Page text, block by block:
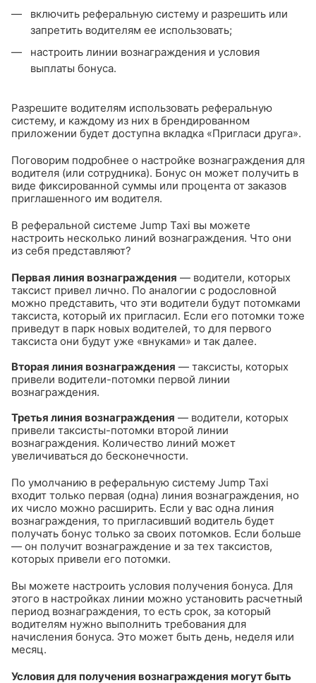
включить реферальную систему и разрешить или
запретить водителям ее использовать;
настроить линии вознаграждения и условия
выплаты бонуса.
Разрешите водителям использовать реферальную
систему, и каждому из них в брендированном
приложении будет доступна вкладка «Пригласи друга».
Поговорим подробнее о настройке вознаграждения для
водителя (или сотрудника). Бонус он может получить в
виде фиксированной суммы или процента от заказов
приглашенного им водителя.
В реферальной системе Jump Taxi вы можете
настроить несколько линий вознаграждения. Что они
из себя представляют?
Первая линия вознаграждения — водители, которых
таксист привел лично. По аналогии с родословной
можно представить, что эти водители будут потомками
таксиста, который их пригласил. Если его потомки тоже
приведут в парк новых водителей, то для первого
таксиста они будут уже «внуками» и так далее.
Вторая линия вознаграждения — таксисты, которых
привели водители-потомки первой линии
вознаграждения.
Третья линия вознаграждения — водители, которых
привели таксисты-потомки второй линии
вознаграждения. Количество линий может
увеличиваться до бесконечности.
По умолчанию в реферальную систему Jump Taxi
входит только первая (одна) линия вознаграждения, но
их число можно расширить. Если у вас одна линия
вознаграждения, то пригласивший водитель будет
получать бонус только за своих потомков. Если больше
— он получит вознаграждение и за тех таксистов,
которых привели его потомки.
Вы можете настроить условия получения бонуса. Для
этого в настройках линии можно установить расчетный
период вознаграждения, то есть срок, за который
водителям нужно выполнить требования для
начисления бонуса. Это может быть день, неделя или
месяц.
Условия для получения вознаграждения могут быть